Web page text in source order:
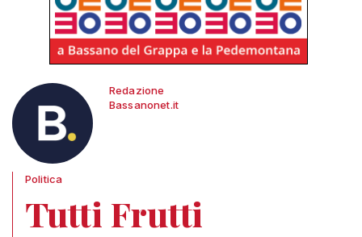
Redazione
Bassanonet.it
Politica
Tutti Frutti